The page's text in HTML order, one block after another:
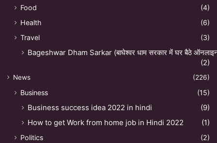
Food
(4)
Health
(6)
Travel
(3)
Bageshwar Dham Sarkar (बाघेश्वर धाम सरकार में घर बैठे
(2)
News (226)
Business (15)
Business success idea 2022 in hindi
(9)
How to get Work from home job in Hindi 2022
(1)
Politics
(2)